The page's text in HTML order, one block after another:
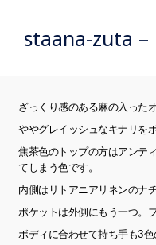
staana-zuta
ざっくり感のある麻の入った
ややグレイッシュなキナリを
焦茶色のトップの方はアンテ
てしまう色です。
内側はリトアニアリネンのナ
ポケットは外側にもう一つ。
ボディに合わせて持ち手も3